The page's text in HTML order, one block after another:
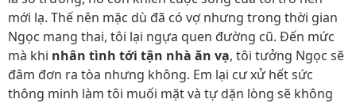
mới lạ. Thế nên mặc dù đã có vợ nhưng trong thời gian
Ngọc mang thai, tôi lại ngựa quen đường cũ. Đến mức
mà khi nhân tình tới tận nhà ăn vạ, tôi tưởng Ngọc sẽ
đâm đơn ra tòa nhưng không. Em lại cư xử hết sức
thông minh làm tôi muối mặt và tự dặn lòng sẽ không